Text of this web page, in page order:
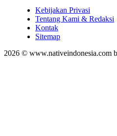
Kebijakan Privasi
Tentang Kami & Redaksi
Kontak
Sitemap
2026 © www.nativeindonesia.com